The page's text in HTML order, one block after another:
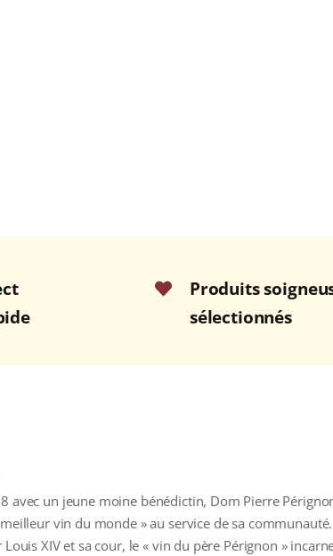
Produits
sélectionnés
avec un jeune moine bénédictin, Dom Pierre
vin du monde » au service de sa communauté.
XIV et sa cour, le « vin du père Pérignon »